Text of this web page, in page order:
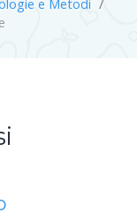
e Metodi